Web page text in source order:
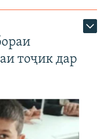
тоҷик дар